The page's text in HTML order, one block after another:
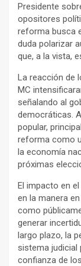
Presidente
opositores
reforma busca
duda polarizar
que, a la vista,
La reacción de
MC
señalando al
democráticas.
popular,
reforma como
la economía
próximas
El impacto en
en la manera
como
generar
largo plazo, la
sistema judicial
confianza de